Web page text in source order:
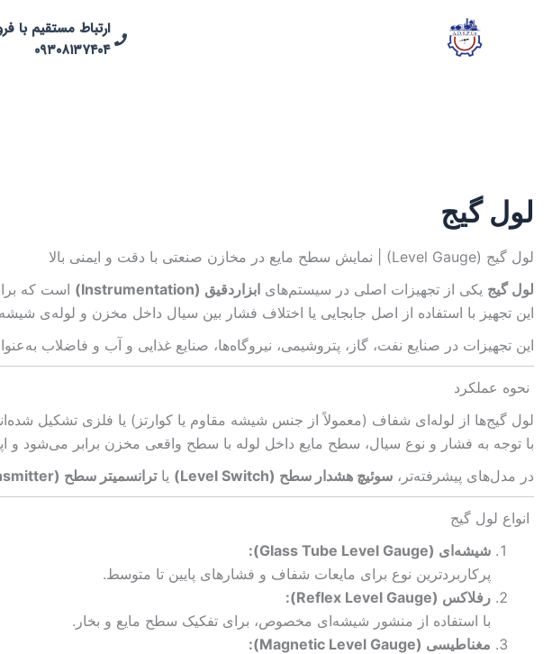
ارتباط مستقیم با
۰۹۳۰۸۱۳۷۴۰۴
لول گیج
لول گیج (Level Gauge) | نمایش سطح مایع در مخازن صنعتی با دقت و ایمنی بالا
لول گیج یکی از تجهیزات اصلی در سیستم‌های ابزاردقیق (Instrumentation) است که
این تجهیز با استفاده از اصل جابجایی یا اختلاف فشار بین سیال داخل مخزن و لوله‌ی
این تجهیزات در صنایع نفت، گاز، پتروشیمی، نیروگاه‌ها، صنایع غذایی و آب و فاضلاب
نحوه عملکرد
لول گیج‌ها از لوله‌ای شفاف (معمولاً از جنس شیشه مقاوم یا کوارتز) یا فلزی تشکیل
با توجه به فشار و نوع سیال، سطح مایع داخل لوله با سطح واقعی مخزن برابر می‌شود و
در مدل‌های پیشرفته‌تر، سوئیچ هشدار سطح (Level Switch) یاترانسمیتر سطح (Level Transmitter)
انواع لول گیج
شیشه‌ای (Glass Tube Level Gauge):
پرکاربردترین نوع برای مایعات شفاف و فشارهای پایین تا متوسط.
رفلاکس (Reflex Level Gauge):
با استفاده از منشور شیشه‌ای مخصوص، برای تفکیک سطح مایع و بخار.
مغناطیسی (Magnetic Level Gauge):